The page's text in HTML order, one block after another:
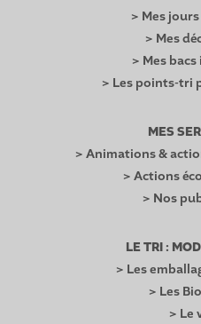
> Mes
> Mes
> Mes
> Les points-tri
MES
> Animations &
> Actions
> Nos
LE TRI :
> Les
> Les
> Le